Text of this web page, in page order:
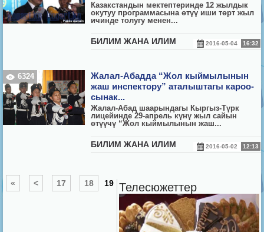
Казакстандын мектептеринде 12 жылдык
окутуу программасына өтүү иши төрт жыл
ичинде толугу менен...
БИЛИМ ЖАНА ИЛИМ 2016-05-04 16:32
6324
Жалал-Абадда “Жол кыймылынын
жаш инспектору” аталыштагы кароо-
сынак...
Жалал-Абад шаарындагы Кыргыз-Түрк
лицейинде 29-апрель күнү жыл сайын
өтүүчү “Жол кыймылынын жаш...
БИЛИМ ЖАНА ИЛИМ 2016-05-02 12:13
« < 17 18 19 Телесюжеттер